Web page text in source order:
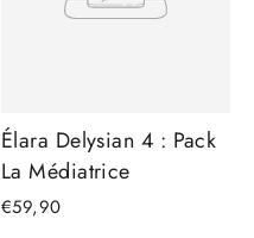
Élara Delysian 4 : Pack
La Médiatrice
€59,90